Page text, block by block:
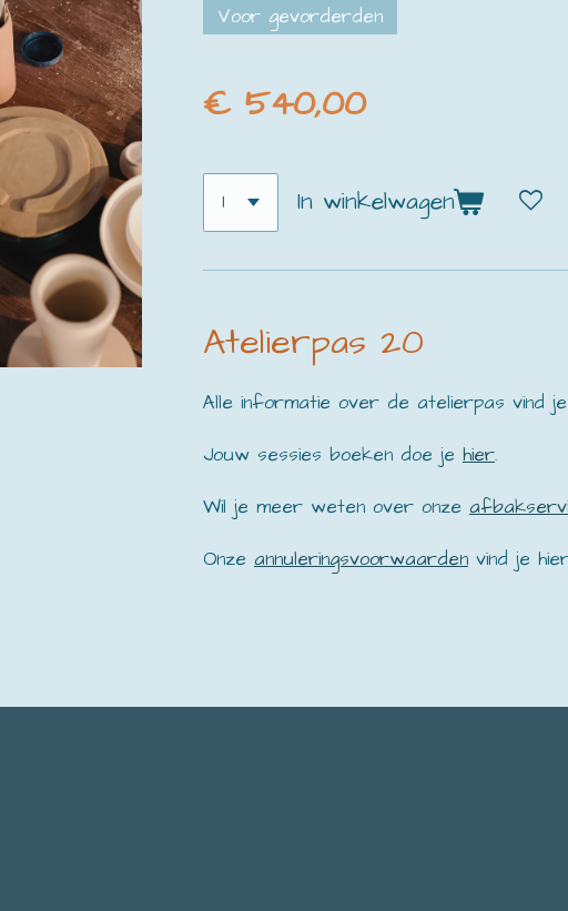
Voor gevorderden
€ 540,00
In winkelwagen
Atelierpas 20
Alle informatie over de atelierpas vind je
Jouw sessies boeken doe je hier.
Wil je meer weten over onze
Onze annuleringsvoorwaarden vind je